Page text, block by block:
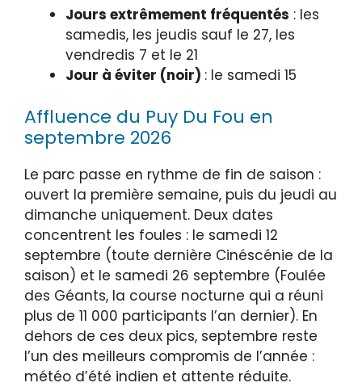
Jours extrêmement fréquentés : les
samedis, les jeudis sauf le 27, les
vendredis 7 et le 21
Jour à éviter (noir) : le samedi 15
Affluence du Puy Du Fou en
septembre 2026
Le parc passe en rythme de fin de saison :
ouvert la première semaine, puis du jeudi au
dimanche uniquement. Deux dates
concentrent les foules : le samedi 12
septembre (toute dernière Cinéscénie de la
saison) et le samedi 26 septembre (Foulée
des Géants, la course nocturne qui a réuni
plus de 11 000 participants l’an dernier). En
dehors de ces deux pics, septembre reste
l’un des meilleurs compromis de l’année :
météo d’été indien et attente réduite.